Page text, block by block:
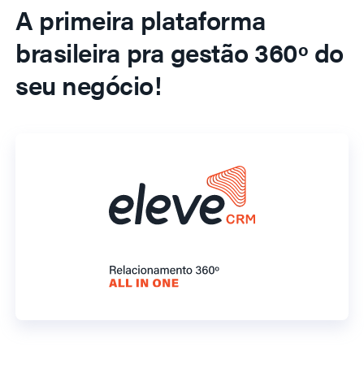
A primeira plataforma
brasileira pra gestão 360º do
seu negócio!